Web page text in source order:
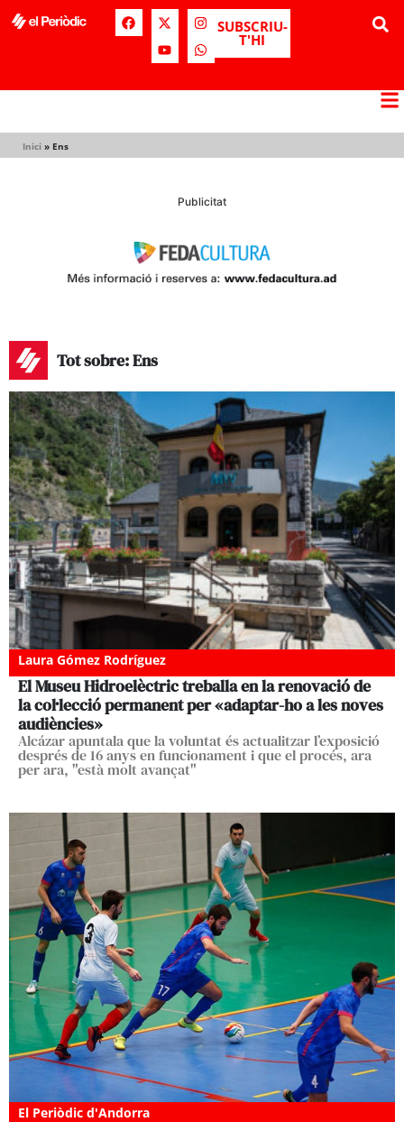
SUBSCRIU-
T'HI
Inici » Ens
Publicitat
Tot sobre: Ens
Laura Gómez Rodríguez
El Museu Hidroelèctric treballa en la renovació de
la col·lecció permanent per «adaptar-ho a les noves
audiències»
Alcázar apuntala que la voluntat és actualitzar l’exposició
després de 16 anys en funcionament i que el procés, ara
per ara, "està molt avançat"
El Periòdic d'Andorra